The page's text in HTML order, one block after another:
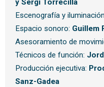
y Sergi Torrecilla
Escenografía y
Espacio sonoro: Guillem
Asesoramiento de
Técnicos de función:
Producción ejecutiva:
Sanz-Gadea